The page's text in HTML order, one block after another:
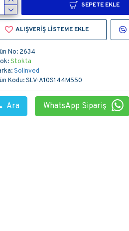
No: 2634
Stokta
Solinved
Kodu:SLV-A10S144M550
Ara WhatsApp Sipariş
SEPETE EKLE
ALIŞVERIŞ LISTEME EKLE